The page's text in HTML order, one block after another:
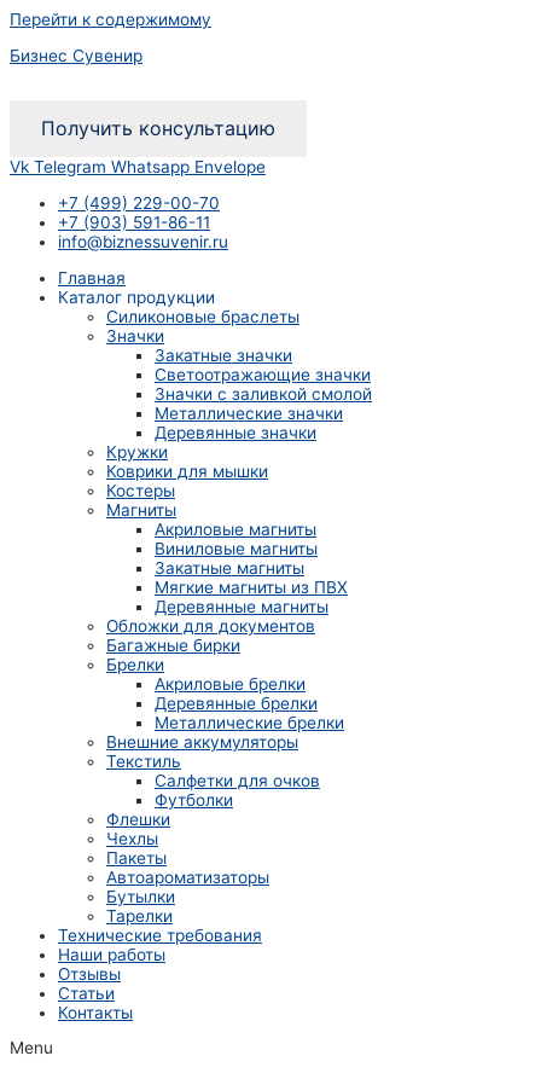
Перейти к содержимому
Бизнес Сувенир
Получить консультацию
Vk Telegram Whatsapp Envelope
+7 (499) 229-00-70
+7 (903) 591-86-11
info@biznessuvenir.ru
Главная
Каталог продукции
Силиконовые браслеты
Значки
Закатные значки
Светоотражающие значки
Значки с заливкой смолой
Металлические значки
Деревянные значки
Кружки
Коврики для мышки
Костеры
Магниты
Акриловые магниты
Виниловые магниты
Закатные магниты
Мягкие магниты из ПВХ
Деревянные магниты
Обложки для документов
Багажные бирки
Брелки
Акриловые брелки
Деревянные брелки
Металлические брелки
Внешние аккумуляторы
Текстиль
Салфетки для очков
Футболки
Флешки
Чехлы
Пакеты
Автоароматизаторы
Бутылки
Тарелки
Технические требования
Наши работы
Отзывы
Статьи
Контакты
Menu